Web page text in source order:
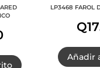
LP3468 FAROL
Q
Añadir